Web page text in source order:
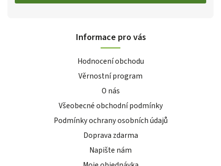
Informace pro vás
Hodnocení obchodu
Věrnostní program
O nás
Všeobecné obchodní podmínky
Podmínky ochrany osobních údajů
Doprava zdarma
Napište nám